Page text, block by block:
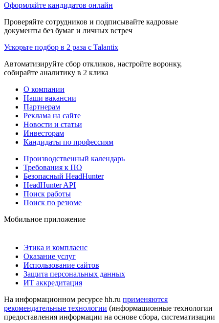
Оформляйте кандидатов онлайн
Проверяйте сотрудников и подписывайте кадровые
документы без бумаг и личных встреч
Ускорьте подбор в 2 раза с Talantix
Автоматизируйте сбор откликов, настройте воронку,
собирайте аналитику в 2 клика
О компании
Наши вакансии
Партнерам
Реклама на сайте
Новости и статьи
Инвесторам
Кандидаты по профессиям
Производственный календарь
Требования к ПО
Безопасный HeadHunter
HeadHunter API
Поиск работы
Поиск по резюме
Мобильное приложение
Этика и комплаенс
Оказание услуг
Использование сайтов
Защита персональных данных
ИТ аккредитация
На информационном ресурсе hh.ru применяются
рекомендательные технологии (информационные технологии
предоставления информации на основе сбора, систематизации